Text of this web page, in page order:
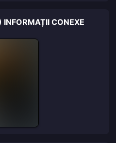
CONEXE